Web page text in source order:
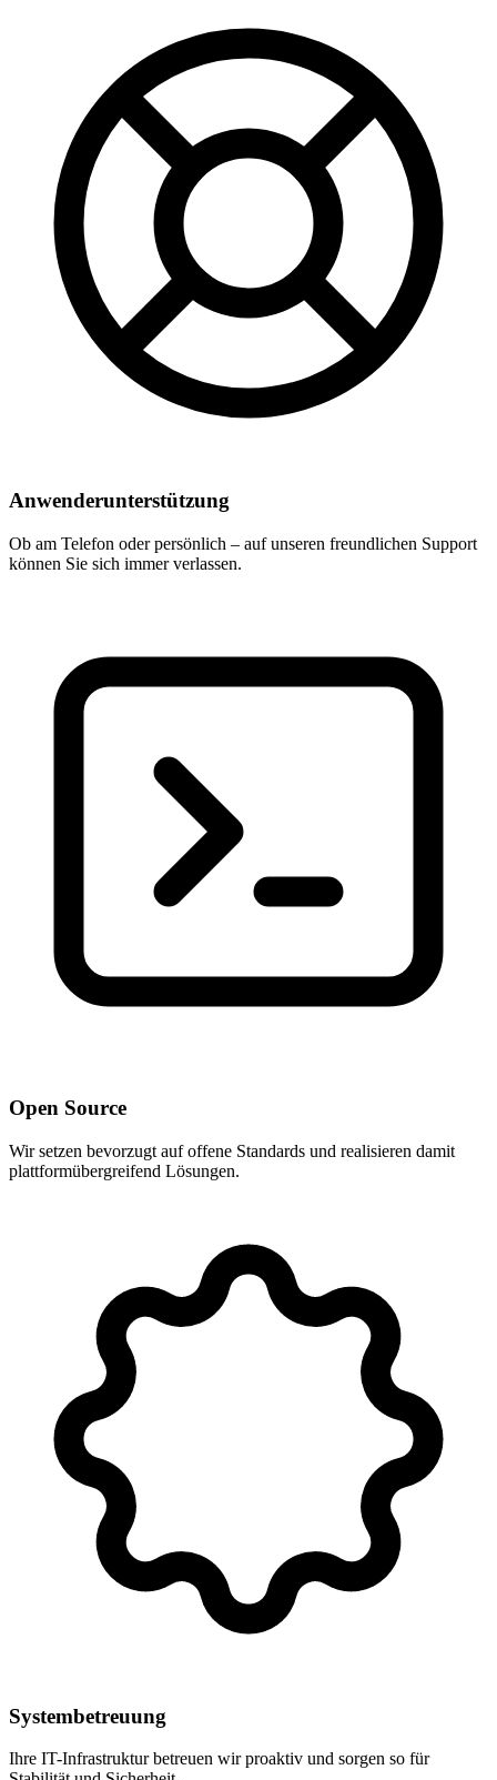
Anwenderunterstützung
Ob am Telefon oder persönlich – auf unseren freundlichen Support
können Sie sich immer verlassen.
Open Source
Wir setzen bevorzugt auf offene Standards und realisieren damit
plattformübergreifend Lösungen.
Systembetreuung
Ihre IT-Infrastruktur betreuen wir proaktiv und sorgen so für